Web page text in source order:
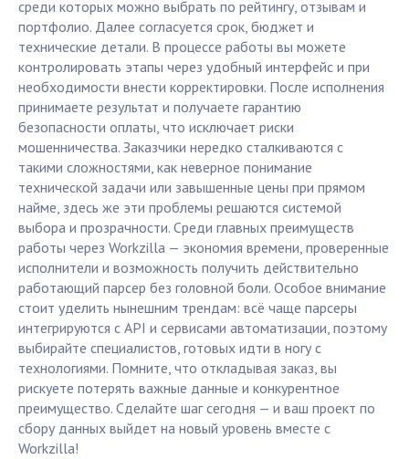
среди которых можно выбрать по рейтингу, отзывам и
портфолио. Далее согласуется срок, бюджет и
технические детали. В процессе работы вы можете
контролировать этапы через удобный интерфейс и при
необходимости внести корректировки. После исполнения
принимаете результат и получаете гарантию
безопасности оплаты, что исключает риски
мошенничества. Заказчики нередко сталкиваются с
такими сложностями, как неверное понимание
технической задачи или завышенные цены при прямом
найме, здесь же эти проблемы решаются системой
выбора и прозрачности. Среди главных преимуществ
работы через Workzilla — экономия времени, проверенные
исполнители и возможность получить действительно
работающий парсер без головной боли. Особое внимание
стоит уделить нынешним трендам: всё чаще парсеры
интегрируются с API и сервисами автоматизации, поэтому
выбирайте специалистов, готовых идти в ногу с
технологиями. Помните, что откладывая заказ, вы
рискуете потерять важные данные и конкурентное
преимущество. Сделайте шаг сегодня — и ваш проект по
сбору данных выйдет на новый уровень вместе с
Workzilla!